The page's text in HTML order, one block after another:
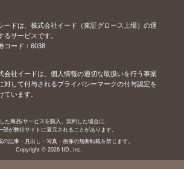
ードは、株式会社イード（東証グロース上場）の運
るサービスです。
コード：6038
会社イードは、個人情報の適切な取扱いを行う事業
対して付与されるプライバシーマークの付与認定を
ています。
た商品/サービスを購入、契約した場合に、
部が弊社サイトに還元されることがあります。
の記事・見出し・写真・画像の無断転載を禁じます。
Copyright © 2026 IID, Inc.